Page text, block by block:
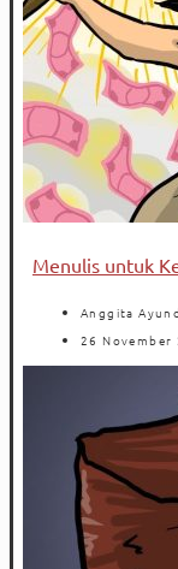
Menulis untuk
Anggita
26 November